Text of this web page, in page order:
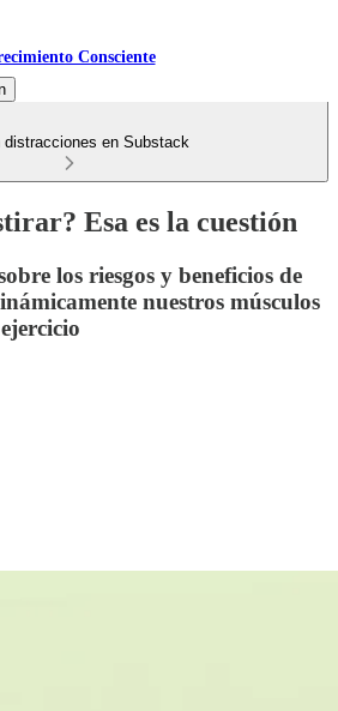
Consciente
distracciones en Substack
Esa es la cuestión
los riesgos y beneficios de
nuestros músculos